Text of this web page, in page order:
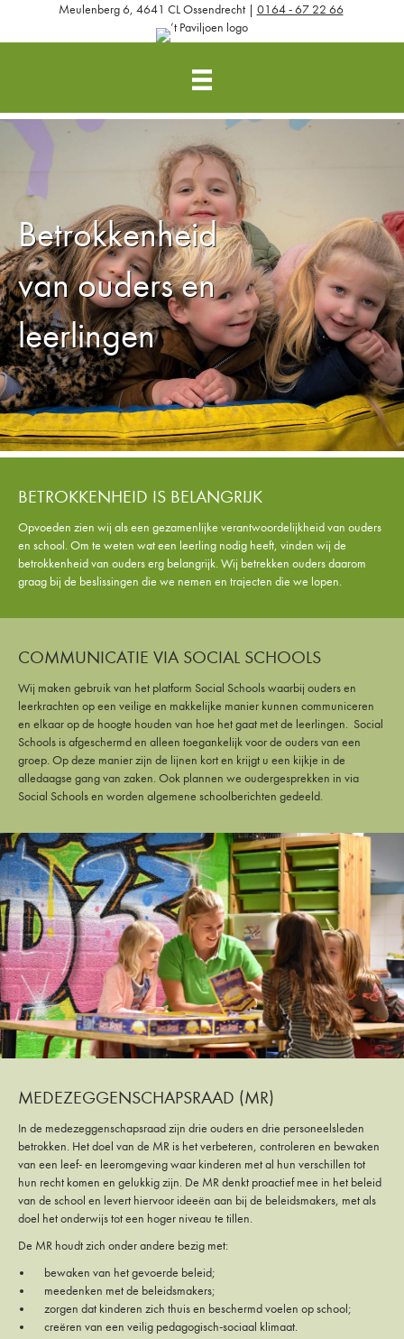
Meulenberg 6, 4641 CL Ossendrecht | 0164 - 67 22 66
Betrokkenheid
van ouders en
leerlingen
BETROKKENHEID IS BELANGRIJK
Opvoeden zien wij als een gezamenlijke verantwoordelijkheid van ouders
en school. Om te weten wat een leerling nodig heeft, vinden wij de
betrokkenheid van ouders erg belangrijk. Wij betrekken ouders daarom
graag bij de beslissingen die we nemen en trajecten die we lopen.
COMMUNICATIE VIA SOCIAL SCHOOLS
Wij maken gebruik van het platform Social Schools waarbij ouders en
leerkrachten op een veilige en makkelijke manier kunnen communiceren
en elkaar op de hoogte houden van hoe het gaat met de leerlingen. Social
Schools is afgeschermd en alleen toegankelijk voor de ouders van een
groep. Op deze manier zijn de lijnen kort en krijgt u een kijkje in de
alledaagse gang van zaken. Ook plannen we oudergesprekken in via
Social Schools en worden algemene schoolberichten gedeeld.
MEDEZEGGENSCHAPSRAAD (MR)
In de medezeggenschapsraad zijn drie ouders en drie personeelsleden
betrokken. Het doel van de MR is het verbeteren, controleren en bewaken
van een leef- en leeromgeving waar kinderen met al hun verschillen tot
hun recht komen en gelukkig zijn. De MR denkt proactief mee in het beleid
van de school en levert hiervoor ideeën aan bij de beleidsmakers, met als
doel het onderwijs tot een hoger niveau te tillen.
De MR houdt zich onder andere bezig met:
bewaken van het gevoerde beleid;
meedenken met de beleidsmakers;
zorgen dat kinderen zich thuis en beschermd voelen op school;
creëren van een veilig pedagogisch-sociaal klimaat.